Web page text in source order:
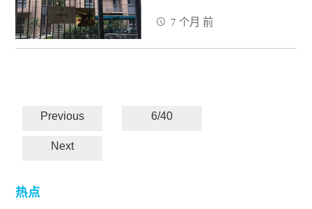
7 个月 前
Previous 6/40
Next
热点